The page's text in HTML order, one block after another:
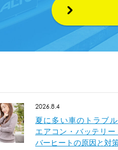
2026.8.4
夏に多い車のトラブル
エアコン・バッテリー
バーヒートの原因と対